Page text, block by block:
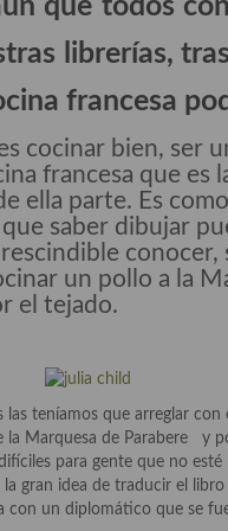
que todos
librerías,
francesa
cocinar bien, ser
francesa que es
ella parte. Es
saber dibujar
un pollo a la
el tejado.
las teníamos que arreglar
la Marquesa de Parabere y
para gente que no esté
gran idea de traducir el libro
con un diplomático que se